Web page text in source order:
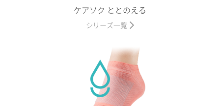
ケアソク ととのえる
シリーズ一覧